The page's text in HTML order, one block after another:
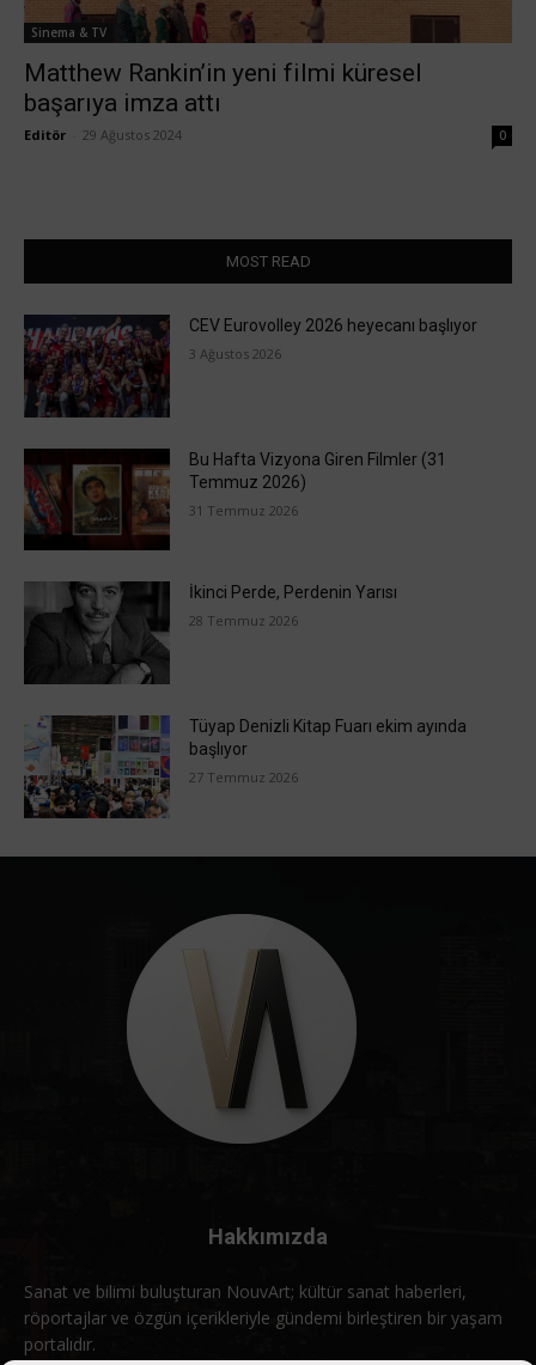
Sinema & TV
Matthew Rankin’in yeni filmi küresel
başarıya imza attı
Editör 29 Ağustos 2024 0
MOST READ
CEV Eurovolley 2026 heyecanı başlıyor
3 Ağustos 2026
Bu Hafta Vizyona Giren Filmler (31
Temmuz 2026)
31 Temmuz 2026
İkinci Perde, Perdenin Yarısı
28 Temmuz 2026
Tüyap Denizli Kitap Fuarı ekim ayında
başlıyor
27 Temmuz 2026
Hakkımızda
Sanat ve bilimi buluşturan NouvArt; kültür sanat haberleri,
röportajlar ve özgün içerikleriyle gündemi birleştiren bir yaşam
portalıdır.